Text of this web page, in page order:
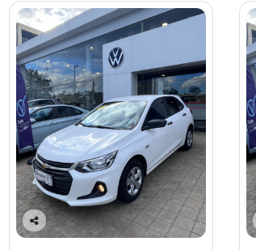
Co